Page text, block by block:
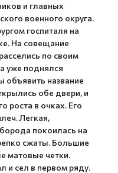
и главных
военного округа.
госпиталя на
На совещание
по своим
уже поднялся
объявить название
обе двери, и
роста в очках. Его
Легкая,
покоилась на
сжаты. Большие
матовые четки.
и сел в первом ряду.